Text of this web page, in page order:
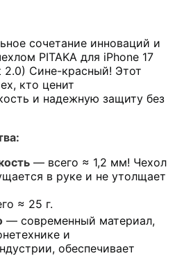
сочетание инноваций и
PITAKA для iPhone 17
2.0) Сине-красный! Этот
кто ценит
и надежную защиту без
— всего ≈ 1,2 мм! Чехол
в руке и не утолщает
≈ 25 г.
— современный материал,
и
обеспечивает